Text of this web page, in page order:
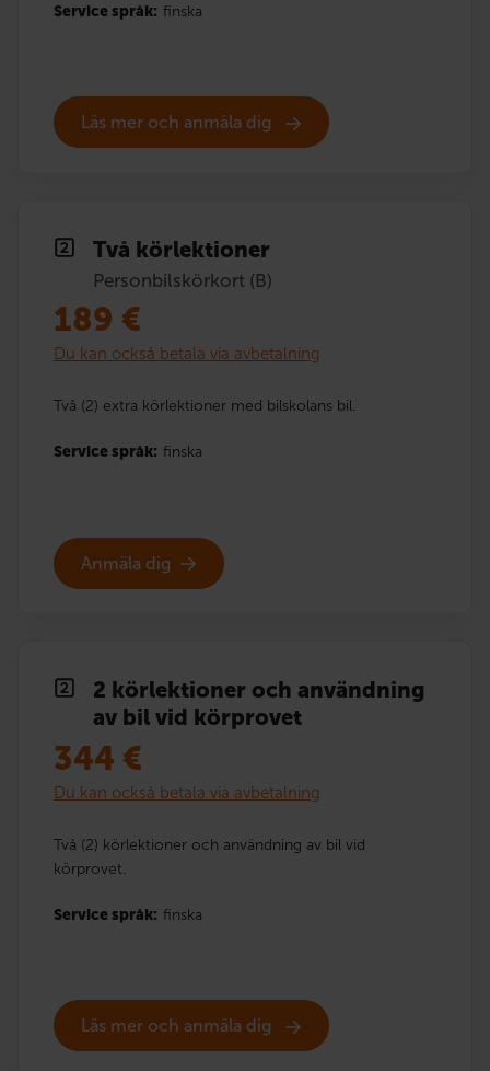
Service språk: finska
Läs mer och anmäla dig
Två körlektioner
Personbilskörkort (B)
189 €
Du kan också betala via avbetalning
Två (2) extra körlektioner med bilskolans bil.
Service språk: finska
Anmäla dig
2 körlektioner och användning
av bil vid körprovet
344 €
Du kan också betala via avbetalning
Två (2) körlektioner och användning av bil vid
körprovet.
Service språk: finska
Läs mer och anmäla dig